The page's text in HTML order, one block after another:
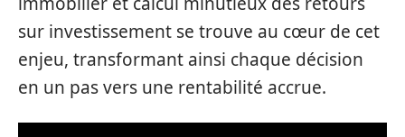
sur investissement se trouve au cœur de cet
enjeu, transformant ainsi chaque décision
en un pas vers une rentabilité accrue.